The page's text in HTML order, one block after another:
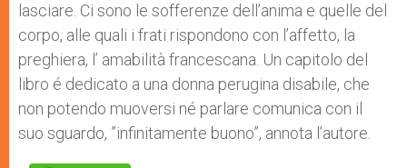
lasciare. Ci sono le sofferenze dell’anima e quelle del
corpo, alle quali i frati rispondono con l’affetto, la
preghiera, l’ amabilità francescana. Un capitolo del
libro é dedicato a una donna perugina disabile, che
non potendo muoversi né parlare comunica con il
suo sguardo, ”infinitamente buono”, annota l’autore.